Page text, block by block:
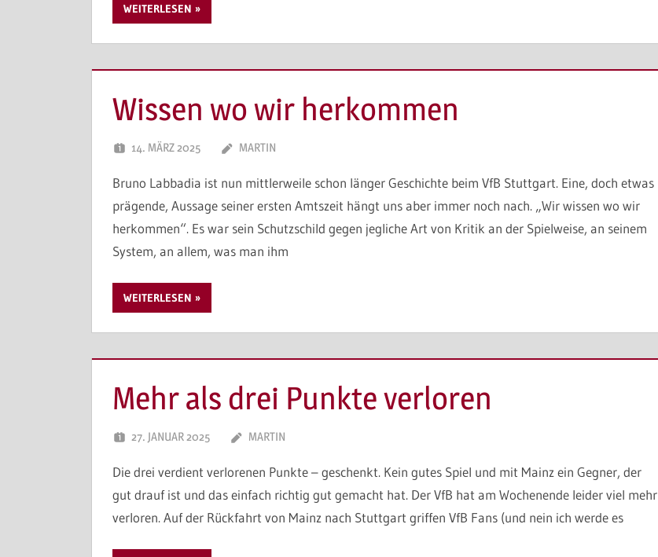
WEITERLESEN
Wissen wo wir herkommen
14. MÄRZ 2025 MARTIN
Bruno Labbadia ist nun mittlerweile schon länger Geschichte beim VfB Stuttgart. Eine, doch etwas
prägende, Aussage seiner ersten Amtszeit hängt uns aber immer noch nach. „Wir wissen wo wir
herkommen“. Es war sein Schutzschild gegen jegliche Art von Kritik an der Spielweise, an seinem
System, an allem, was man ihm
WEITERLESEN
Mehr als drei Punkte verloren
27. JANUAR 2025 MARTIN
Die drei verdient verlorenen Punkte – geschenkt. Kein gutes Spiel und mit Mainz ein Gegner, der
gut drauf ist und das einfach richtig gut gemacht hat. Der VfB hat am Wochenende leider viel mehr
verloren. Auf der Rückfahrt von Mainz nach Stuttgart griffen VfB Fans (und nein ich werde es